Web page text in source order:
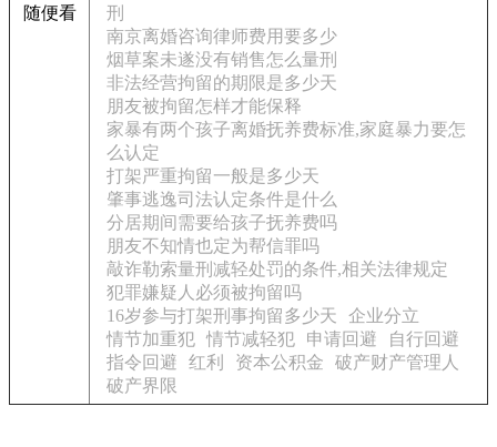
随便看
刑
南京离婚咨询律师费用要多少
烟草案未遂没有销售怎么量刑
非法经营拘留的期限是多少天
朋友被拘留怎样才能保释
家暴有两个孩子离婚抚养费标准,家庭暴力要怎
么认定
打架严重拘留一般是多少天
肇事逃逸司法认定条件是什么
分居期间需要给孩子抚养费吗
朋友不知情也定为帮信罪吗
敲诈勒索量刑减轻处罚的条件,相关法律规定
犯罪嫌疑人必须被拘留吗
16岁参与打架刑事拘留多少天
企业分立
情节加重犯 情节减轻犯 申请回避
自行回避
指令回避
红利 资本公积金
破产财产管理人
破产界限